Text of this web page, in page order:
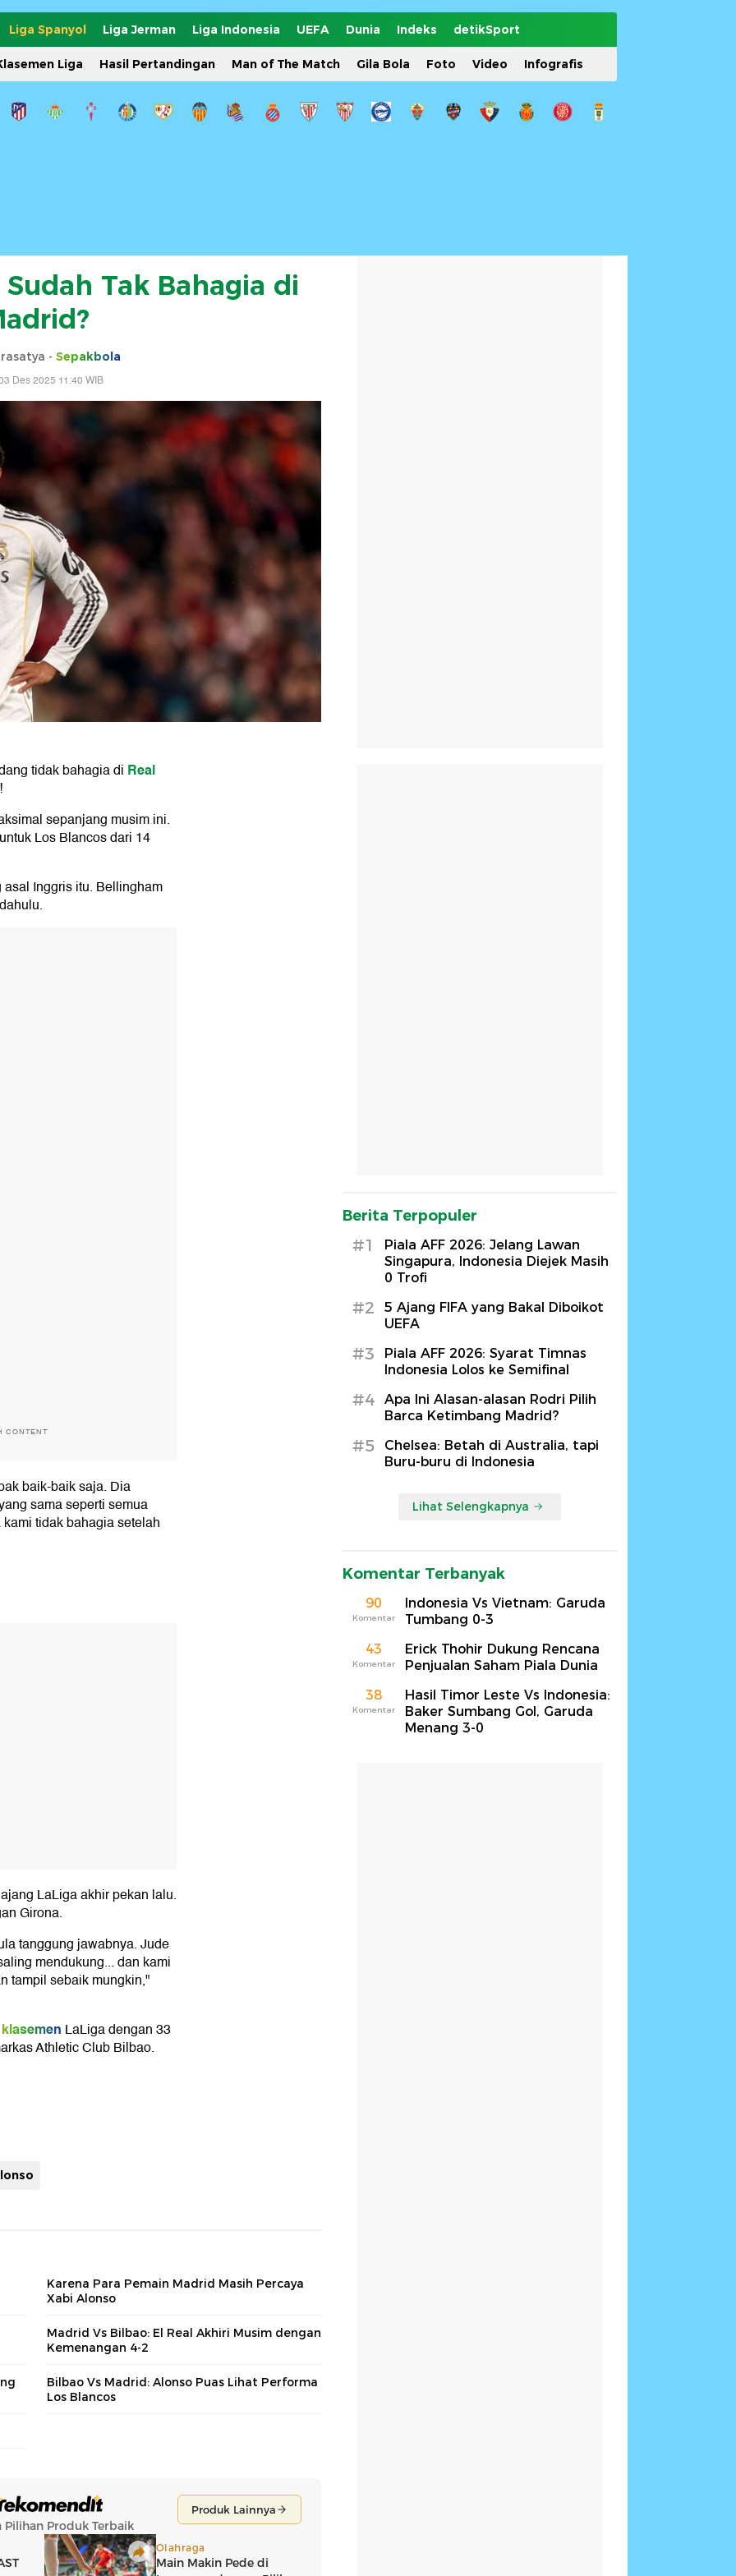
Liga Spanyol Liga Jerman Liga Indonesia UEFA Dunia Indeks detikSport
Liga Hasil Pertandingan Man of The Match Gila Bola Foto Video Infografis
Tak Bahagia di
- Sepakbola
Des 2025 11:40 WIB
tidak bahagia di Real
sepanjang musim ini.
Los Blancos dari 14
Inggris itu. Bellingham
CONTENT
baik-baik saja. Dia
sama seperti semua
tidak bahagia setelah
LaLiga akhir pekan lalu.
Girona.
tanggung jawabnya. Jude
mendukung... dan kami
tampil sebaik mungkin,"
klasemen LaLiga dengan 33
Athletic Club Bilbao.
Karena Para Pemain Madrid Masih Percaya
Xabi Alonso
Madrid Vs Bilbao: El Real Akhiri Musim dengan
Kemenangan 4-2
Bilbao Vs Madrid: Alonso Puas Lihat Performa
Los Blancos
Berita Terpopuler
#1
Piala AFF 2026: Jelang Lawan
Singapura, Indonesia Diejek Masih
0 Trofi
#2
5 Ajang FIFA yang Bakal Diboikot
UEFA
#3
Piala AFF 2026: Syarat Timnas
Indonesia Lolos ke Semifinal
#4
Apa Ini Alasan-alasan Rodri Pilih
Barca Ketimbang Madrid?
#5
Chelsea: Betah di Australia, tapi
Buru-buru di Indonesia
Lihat Selengkapnya
Komentar Terbanyak
90
Komentar
Indonesia Vs Vietnam: Garuda
Tumbang 0-3
43
Komentar
Erick Thohir Dukung Rencana
Penjualan Saham Piala Dunia
38
Komentar
Hasil Timor Leste Vs Indonesia:
Baker Sumbang Gol, Garuda
Menang 3-0